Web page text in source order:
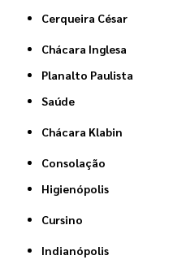
Cerqueira César
Chácara Inglesa
Planalto Paulista
Saúde
Chácara Klabin
Consolação
Higienópolis
Cursino
Indianópolis